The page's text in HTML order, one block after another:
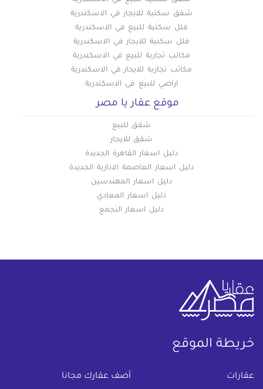
شقق سكنية للايجار في الاسكندرية
فلل سكنية للبيع في الاسكندرية
فلل سكنية للايجار في الاسكندرية
مكاتب تجارية للبيع في الاسكندرية
مكاتب تجارية للايجار في الاسكندرية
اراضي للبيع في الاسكندرية
موقع عقار يا مصر
شقق للبيع
شقق للايجار
دليل اسعار القاهرة الجديدة
دليل اسعار العاصمة الادارية الجديدة
دليل اسعار المهندسين
دليل اسعار المعادي
دليل اسعار التجمع
خريطة الموقع
عقارات أضف عقارك مجانا